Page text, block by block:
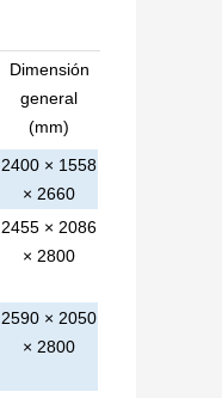
Dimensión
general
(mm)
2400 × 1558
× 2660
2455 × 2086
× 2800
2590 × 2050
× 2800